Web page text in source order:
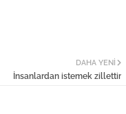
DAHA YENI
İnsanlardan istemek zillettir